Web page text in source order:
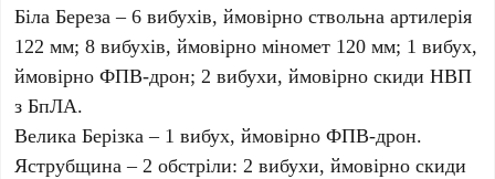
Біла Береза – 6 вибухів, ймовірно ствольна артилерія
122 мм; 8 вибухів, ймовірно міномет 120 мм; 1 вибух,
ймовірно ФПВ-дрон; 2 вибухи, ймовірно скиди НВП
з БпЛА.
Велика Берізка – 1 вибух, ймовірно ФПВ-дрон.
Яструбщина – 2 обстріли: 2 вибухи, ймовірно скиди